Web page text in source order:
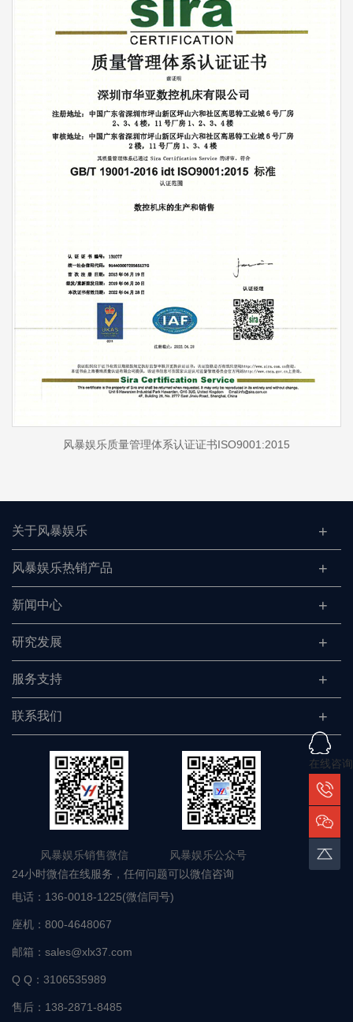
风暴娱乐质量管理体系认证证书ISO9001:2015
关于风暴娱乐
风暴娱乐热销产品
新闻中心
研究发展
服务支持
联系我们
风暴娱乐销售微信 风暴娱乐公众号
24小时微信在线服务，任何问题可以微信咨询
电话： 136-0018-1225(微信同号)
座机： 800-4648067
邮箱： sales@xlx37.com
Q Q： 3106535989
售后： 138-2871-8485
在线咨询